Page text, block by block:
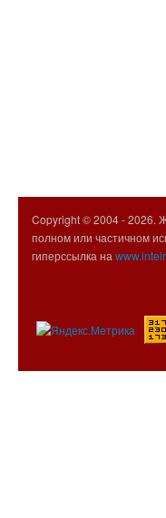
Copyright © 2004 -2026.
полном или частичном
гиперссылка на